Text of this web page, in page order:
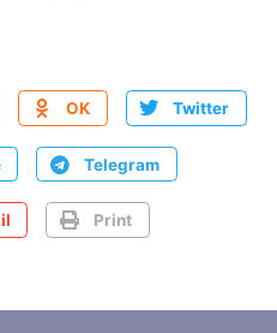
OK Twitter
Telegram
Print